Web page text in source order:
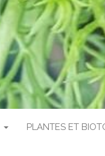
PLANTES ET